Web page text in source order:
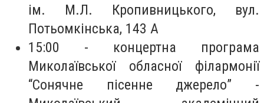
ім. М.Л. Кропивницького, вул.
Потьомкінська, 143 А
15:00 - концертна програма
Миколаївської обласної філармонії
“Сонячне пісенне джерело” -